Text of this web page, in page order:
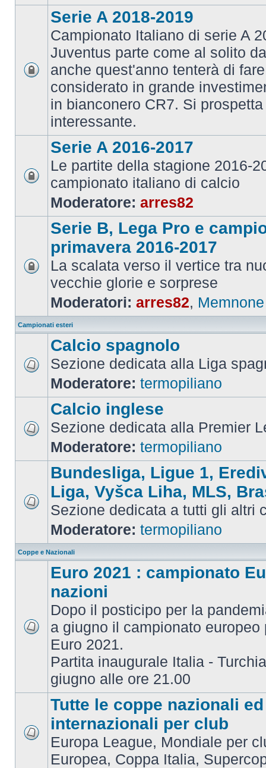
Serie A 2018-2019
Campionato Italiano di serie A
Juventus parte come al solito
anche quest'anno tenterà di
considerato in grande
in bianconero CR7. Si
interessante.
Serie A 2016-2017
Le partite della stagione 2016-
campionato italiano di calcio
Moderatore: arres82
Serie B, Lega Pro e
primavera 2016-2017
La scalata verso il vertice tra
vecchie glorie e sorprese
Moderatori: arres82, Memnone
Campionati esteri
Calcio spagnolo
Sezione dedicata alla Liga
Moderatore: termopiliano
Calcio inglese
Sezione dedicata alla Premier
Moderatore: termopiliano
Bundesliga, Ligue 1,
Liga, Vyšca Liha, MLS,
Sezione dedicata a tutti gli altri
Moderatore: termopiliano
Coppe e Nazionali
Euro 2021 : campionato
nazioni
Dopo il posticipo per la
a giugno il campionato europeo
Euro 2021.
Partita inaugurale Italia -
giugno alle ore 21.00
Tutte le coppe nazionali ed
internazionali per club
Europa League, Mondiale per
Europea, Coppa Italia,